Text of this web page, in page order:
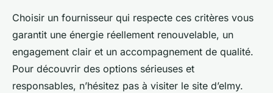
Choisir un fournisseur qui respecte ces critères vous
garantit une énergie réellement renouvelable, un
engagement clair et un accompagnement de qualité.
Pour découvrir des options sérieuses et
responsables, n’hésitez pas à visiter le site d’elmy.